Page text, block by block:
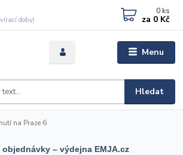
Menu
Hledat
doby)
0 ks
za 0 Kč
na Praze 6
– výdejna EMJA.cz